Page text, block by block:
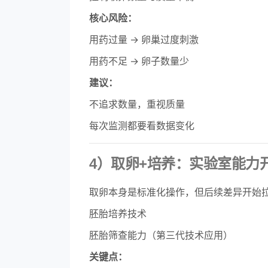
核心风险：
用药过量 → 卵巢过度刺激
用药不足 → 卵子数量少
建议：
不追求数量，重视质量
每次监测都要看数据变化
4）取卵+培养：实验室能力
取卵本身是标准化操作，但后续差异开始拉
胚胎培养技术
胚胎筛查能力（第三代技术应用）
关键点：